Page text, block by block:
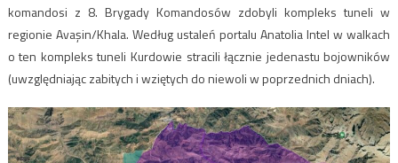
komandosi z 8. Brygady Komandosów zdobyli kompleks tuneli w
regionie Avaşin/Khala. Według ustaleń portalu Anatolia Intel w walkach
o ten kompleks tuneli Kurdowie stracili łącznie jedenastu bojowników
(uwzględniając zabitych i wziętych do niewoli w poprzednich dniach).